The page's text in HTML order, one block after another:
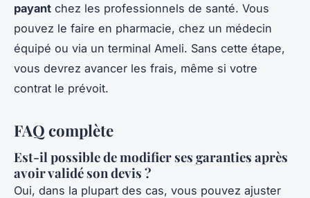
payant chez les professionnels de santé. Vous
pouvez le faire en pharmacie, chez un médecin
équipé ou via un terminal Ameli. Sans cette étape,
vous devrez avancer les frais, même si votre
contrat le prévoit.
FAQ complète
Est-il possible de modifier ses garanties après
avoir validé son devis ?
Oui, dans la plupart des cas, vous pouvez ajuster